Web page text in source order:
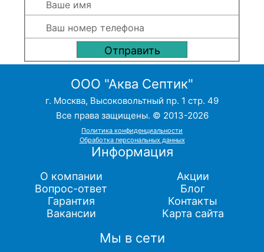
ООО "Аква Септик"
г. Москва, Высоковольтный пр. 1 стр. 49
Все права защищены. © 2013-2026
Политика конфиденциальности
Обработка персональных данных
Информация
О компании
Вопрос-ответ
Гарантия
Вакансии
Акции
Блог
Контакты
Карта сайта
Мы в сети